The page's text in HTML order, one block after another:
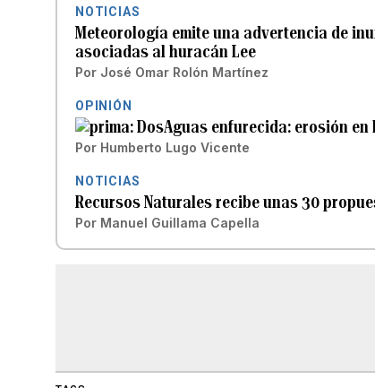
NOTICIAS
Meteorología emite una advertencia de
asociadas al huracán Lee
Por José Omar Rolón Martínez
OPINIÓN
DosAguas enfurecida: erosión en
Por Humberto Lugo Vicente
NOTICIAS
Recursos Naturales recibe unas 30
Por Manuel Guillama Capella